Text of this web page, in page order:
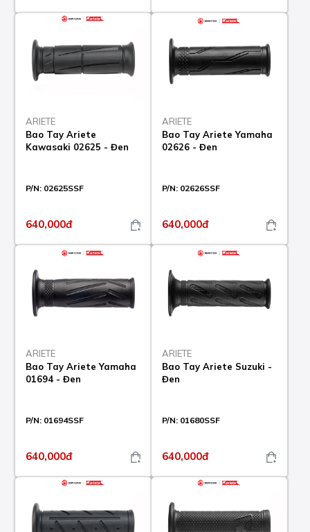
ARIETE
Bao Tay Ariete
Kawasaki 02625 - Đen
P/N: 02625SSF
640,000đ
ARIETE
Bao Tay Ariete Yamaha
02626 - Đen
P/N: 02626SSF
640,000đ
ARIETE
Bao Tay Ariete Yamaha
01694 - Đen
P/N: 01694SSF
640,000đ
ARIETE
Bao Tay Ariete Suzuki -
Đen
P/N: 01680SSF
640,000đ